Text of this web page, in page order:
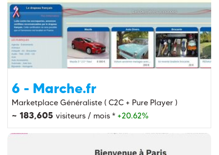
6 - Marche.fr
Marketplace Généraliste ( C2C + Pure Player )
~ 183,605 visiteurs / mois * +20.62%